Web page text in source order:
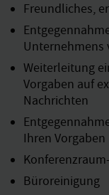
Freundliches,
Unternehmens
Weiterleitung
Vorgaben auf
Nachrichten
Ihren Vorgaben
Büroreinigung